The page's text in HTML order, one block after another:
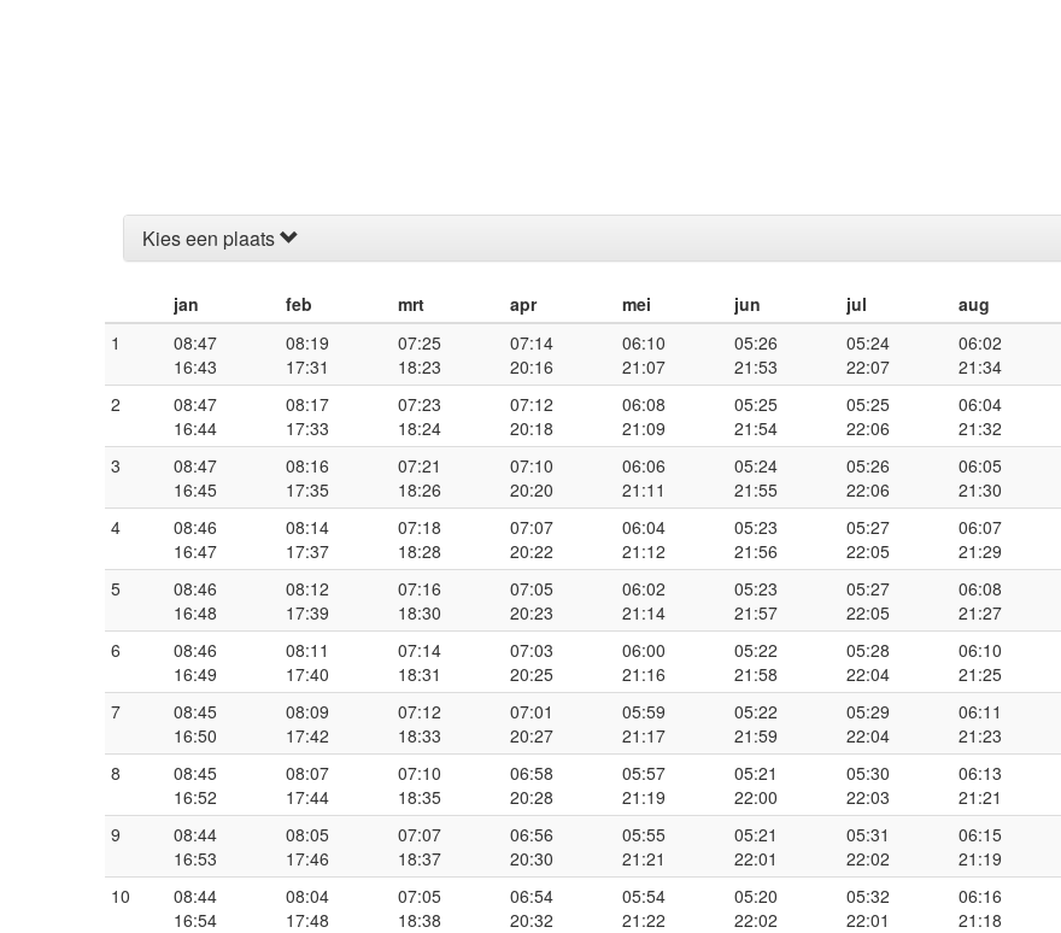
Kies een plaats
jan feb mrt apr mei jun jul aug
1
08:47
16:43
08:19
17:31
07:25
18:23
07:14
20:16
06:10
21:07
05:26
21:53
05:24
22:07
06:02
21:34
2
08:47
16:44
08:17
17:33
07:23
18:24
07:12
20:18
06:08
21:09
05:25
21:54
05:25
22:06
06:04
21:32
3
08:47
16:45
08:16
17:35
07:21
18:26
07:10
20:20
06:06
21:11
05:24
21:55
05:26
22:06
06:05
21:30
4
08:46
16:47
08:14
17:37
07:18
18:28
07:07
20:22
06:04
21:12
05:23
21:56
05:27
22:05
06:07
21:29
5
08:46
16:48
08:12
17:39
07:16
18:30
07:05
20:23
06:02
21:14
05:23
21:57
05:27
22:05
06:08
21:27
6
08:46
16:49
08:11
17:40
07:14
18:31
07:03
20:25
06:00
21:16
05:22
21:58
05:28
22:04
06:10
21:25
7
08:45
16:50
08:09
17:42
07:12
18:33
07:01
20:27
05:59
21:17
05:22
21:59
05:29
22:04
06:11
21:23
8
08:45
16:52
08:07
17:44
07:10
18:35
06:58
20:28
05:57
21:19
05:21
22:00
05:30
22:03
06:13
21:21
9
08:44
16:53
08:05
17:46
07:07
18:37
06:56
20:30
05:55
21:21
05:21
22:01
05:31
22:02
06:15
21:19
10
08:44
16:54
08:04
17:48
07:05
18:38
06:54
20:32
05:54
21:22
05:20
22:02
05:32
22:01
06:16
21:18